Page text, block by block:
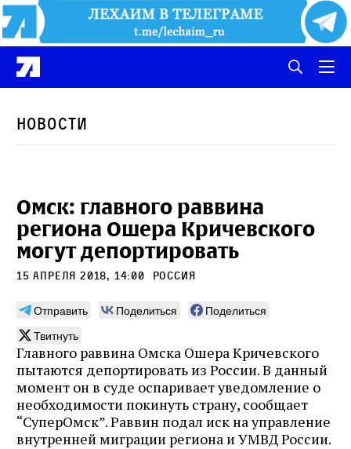
Новости
Омск: главного раввина
региона Ошера Кричевского
могут депортировать
15 апреля 2018, 14:00 Россия
Отправить Поделиться
Поделиться
Твитнуть
Главного раввина Омска Ошера Кричевского
пытаются депортировать из России. В данный
момент он в суде оспаривает уведомление о
необходимости покинуть страну, сообщает
“СуперОмск”. Раввин подал иск на управление
внутренней миграции региона и УМВД России.